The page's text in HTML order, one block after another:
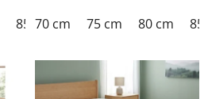
85 cm 90 cm 95 cm 100
70 cm 75 cm 80 cm 85